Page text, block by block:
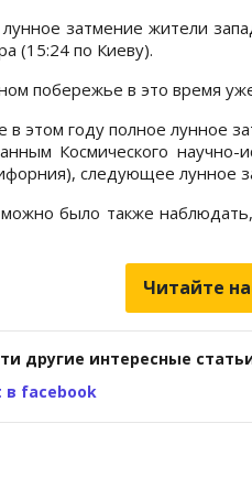
затмение жители
(15:24 по Киеву).
побережье в это время
в этом году полное лунное
Космического научно-
следующее лунное
было также
Читайте
другие интересные
в facebook